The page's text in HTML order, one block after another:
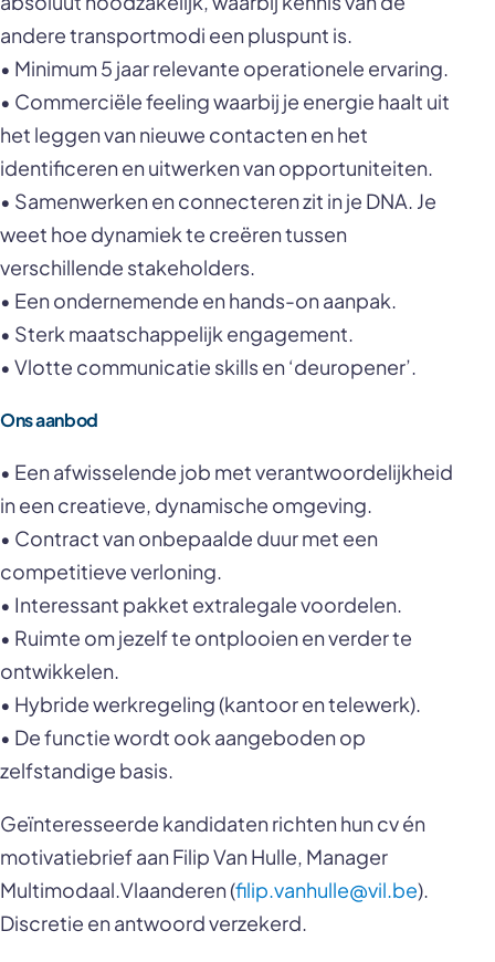
andere transportmodi een pluspunt is.
• Minimum 5 jaar relevante operationele ervaring.
• Commerciële feeling waarbij je energie haalt uit
het leggen van nieuwe contacten en het
identificeren en uitwerken van opportuniteiten.
• Samenwerken en connecteren zit in je DNA. Je
weet hoe dynamiek te creëren tussen
verschillende stakeholders.
• Een ondernemende en hands-on aanpak.
• Sterk maatschappelijk engagement.
• Vlotte communicatie skills en ‘deuropener’.
Ons aanbod
• Een afwisselende job met verantwoordelijkheid
in een creatieve, dynamische omgeving.
• Contract van onbepaalde duur met een
competitieve verloning.
• Interessant pakket extralegale voordelen.
• Ruimte om jezelf te ontplooien en verder te
ontwikkelen.
• Hybride werkregeling (kantoor en telewerk).
• De functie wordt ook aangeboden op
zelfstandige basis.
Geïnteresseerde kandidaten richten hun cv én
motivatiebrief aan Filip Van Hulle, Manager
Multimodaal.Vlaanderen (filip.vanhulle@vil.be).
Discretie en antwoord verzekerd.